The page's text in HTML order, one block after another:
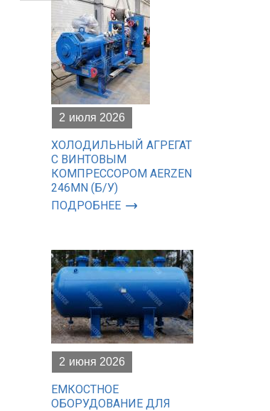
2 июля 2026
ХОЛОДИЛЬНЫЙ АГРЕГАТ
С ВИНТОВЫМ
КОМПРЕССОРОМ AERZEN
246MN (Б/У)
ПОДРОБНЕЕ
2 июня 2026
ЕМКОСТНОЕ
ОБОРУДОВАНИЕ ДЛЯ